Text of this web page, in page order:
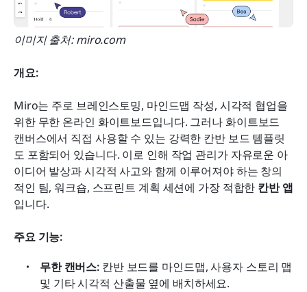
이미지 출처: miro.com
개요:
Miro는 주로 브레인스토밍, 마인드맵 작성, 시각적 협업을
위한 무한 온라인 화이트보드입니다. 그러나 화이트보드
캔버스에서 직접 사용할 수 있는 강력한 칸반 보드 템플릿
도 포함되어 있습니다. 이로 인해 작업 관리가 자유로운 아
이디어 발상과 시각적 사고와 함께 이루어져야 하는 창의
적인 팀, 워크숍, 스프린트 계획 세션에 가장 적합한 칸반 앱
입니다.
주요 기능:
무한 캔버스: 칸반 보드를 마인드맵, 사용자 스토리 맵
및 기타 시각적 산출물 옆에 배치하세요.